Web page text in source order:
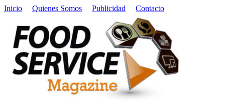
Inicio Quienes Somos Publicidad Contacto